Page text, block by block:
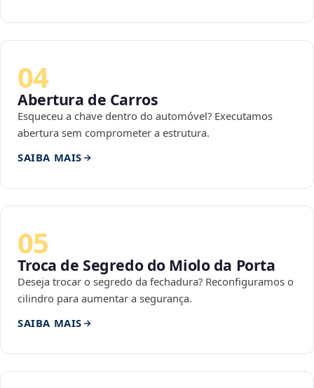
04
Abertura de Carros
Esqueceu a chave dentro do automóvel? Executamos
abertura sem comprometer a estrutura.
SAIBA MAIS
05
Troca de Segredo do Miolo da Porta
Deseja trocar o segredo da fechadura? Reconfiguramos o
cilindro para aumentar a segurança.
SAIBA MAIS